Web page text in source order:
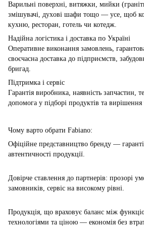
Варильні поверхні, витяжки, мийки
змішувачі, духoві шафи тощо — усе, щоб
кухню, ресторан, готель чи котедж.
Надійна логістика і доставка по Україні
Оперативне виконання замовлень,
своєчасна доставка до підприємств,
бригад.
Підтримка і сервіс
Гарантія виробника, наявність запчастин,
допомога у підборі продуктів та
Чому варто обрати Fabiano:
Офіційне представництво бренду —
автентичності продукції.
Довірче ставлення до партнерів: прозорі
замовників, сервіс на високому рівні.
Продукція, що враховує баланс між
технологіями та ціною — економія без